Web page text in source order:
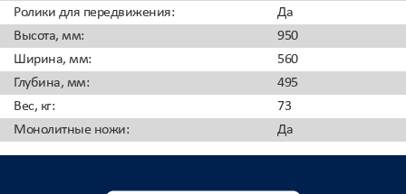
Ролики для передвижения:
Да
Высота, мм:
950
Ширина, мм:
560
Глубина, мм:
495
Вес, кг:
73
Монолитные ножи: Да